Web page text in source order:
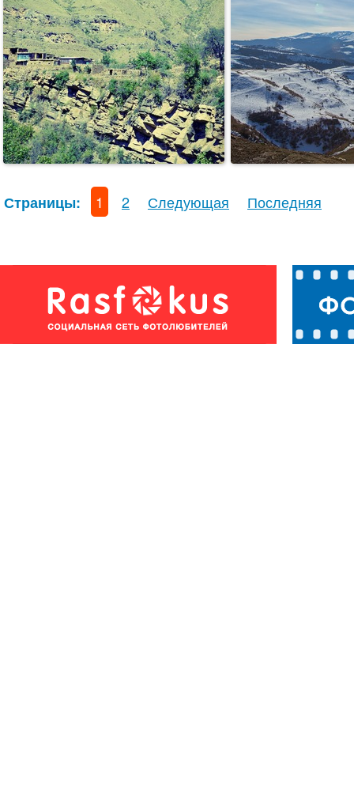
Страницы: 1 2 Следующая Последняя